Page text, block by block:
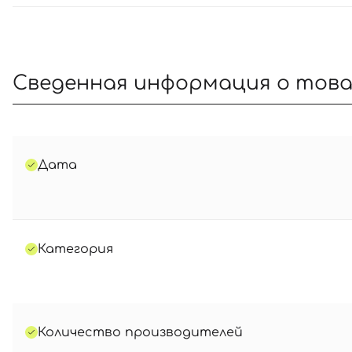
Сведенная информация о
Дата
Категория
Количество производителей